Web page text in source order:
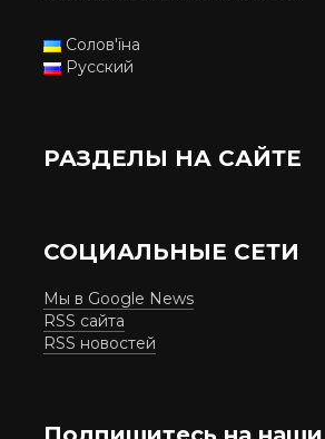
Солов'їна
Русский
РАЗДЕЛЫ НА САЙТЕ
СОЦИАЛЬНЫЕ СЕТИ
Мы в Google News
RSS сайта
RSS новостей